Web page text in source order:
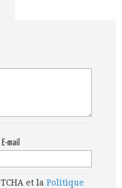
E-mail
et la Politique